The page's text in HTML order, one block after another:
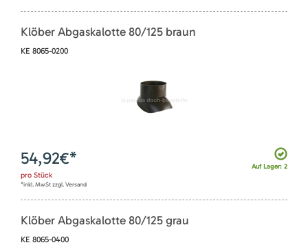
Klöber Abgaskalotte 80/125 braun
KE 8065-0200
Auf Lager: 2
54,92€*
pro Stück
*inkl. MwSt zzgl. Versand
Klöber Abgaskalotte 80/125 grau
KE 8065-0400